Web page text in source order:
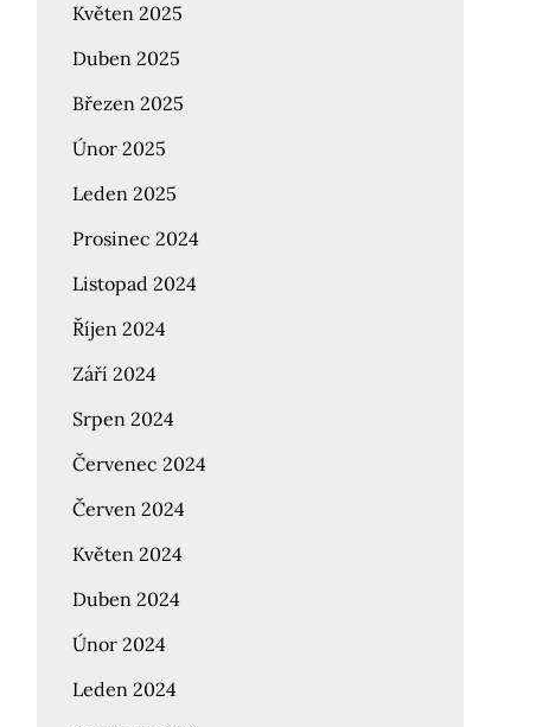
Květen 2025
Duben 2025
Březen 2025
Únor 2025
Leden 2025
Prosinec 2024
Listopad 2024
Říjen 2024
Září 2024
Srpen 2024
Červenec 2024
Červen 2024
Květen 2024
Duben 2024
Únor 2024
Leden 2024